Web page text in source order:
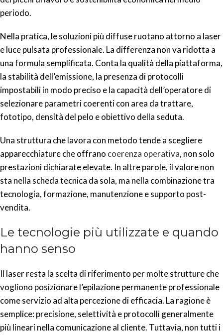
periodo.
Nella pratica, le soluzioni più diffuse ruotano attorno a laser
e luce pulsata professionale. La differenza non va ridotta a
una formula semplificata. Conta la qualità della piattaforma,
la stabilità dell’emissione, la presenza di protocolli
impostabili in modo preciso e la capacità dell’operatore di
selezionare parametri coerenti con area da trattare,
fototipo, densità del pelo e obiettivo della seduta.
Una struttura che lavora con metodo tende a scegliere
apparecchiature che offrano coerenza operativa, non solo
prestazioni dichiarate elevate. In altre parole, il valore non
sta nella scheda tecnica da sola, ma nella combinazione tra
tecnologia, formazione, manutenzione e supporto post-
vendita.
Le tecnologie più utilizzate e quando
hanno senso
Il laser resta la scelta di riferimento per molte strutture che
vogliono posizionare l’epilazione permanente professionale
come servizio ad alta percezione di efficacia. La ragione è
semplice: precisione, selettività e protocolli generalmente
più lineari nella comunicazione al cliente. Tuttavia, non tutti i